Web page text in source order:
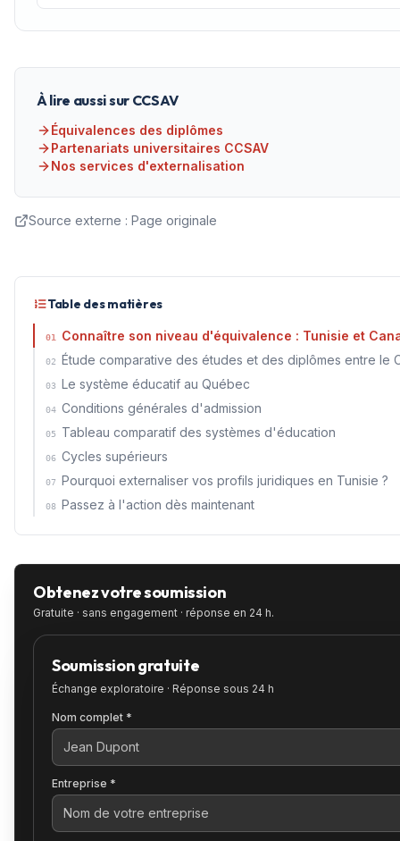
À lire aussi sur CCSAV
Équivalences des diplômes
Partenariats universitaires CCSAV
Nos services d'externalisation
Source externe : Page originale
Table des matières
01 Connaître son niveau d'équivalence : Tunisie et
02 Étude comparative des études et des diplômes entre le
03 Le système éducatif au Québec
04 Conditions générales d'admission
05 Tableau comparatif des systèmes d'éducation
06 Cycles supérieurs
07 Pourquoi externaliser vos profils juridiques en Tunisie ?
08 Passez à l'action dès maintenant
Obtenez votre soumission
Gratuite · sans engagement · réponse en 24 h.
Soumission gratuite
Échange exploratoire · Réponse sous 24 h
Nom complet *
Entreprise *